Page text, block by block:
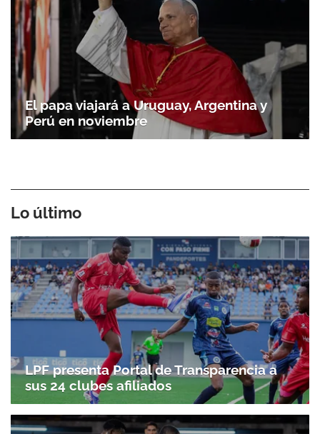
El papa viajará a Uruguay, Argentina y
Perú en noviembre
Lo último
LPF presenta Portal de Transparencia a
sus 24 clubes afiliados